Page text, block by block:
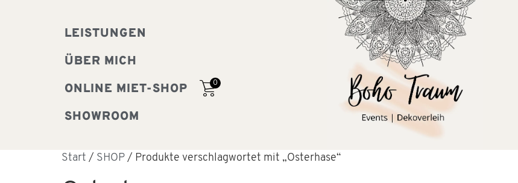
LEISTUNGEN
ÜBER MICH
ONLINE MIET-SHOP
SHOWROOM
0
Start / SHOP / Produkte verschlagwortet mit „Osterhase“